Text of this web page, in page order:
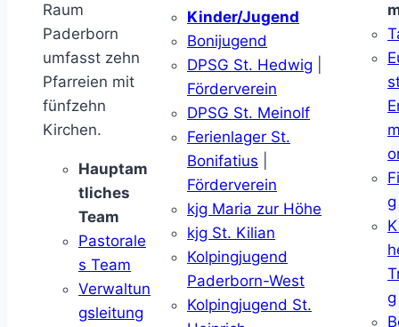
Raum
Paderborn
umfasst zehn
Pfarreien mit
fünfzehn
Kirchen.
Hauptam
tliches
Team
Pastorale
s Team
Verwaltun
gsleitung
Kinder/Jugend
Bonijugend
DPSG St. Hedwig
Förderverein
DPSG St. Meinolf
Ferienlager St.
Bonifatius
Förderverein
kjg Maria zur Höhe
kjg St. Kilian
Kolpingjugend
Paderborn-West
Kolpingjugend St.
g
g